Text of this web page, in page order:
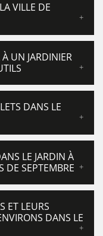
VILLE DE
UN JARDINIER
DANS LE
LE JARDIN À
DE SEPTEMBRE
ET LEURS
DANS LE